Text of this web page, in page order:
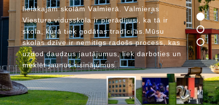
lielākajām skolām Valmierā Valmieras
Viestura vidusskola ir pierādījusi ka tā ir
skola , kurā tiek godātas tradīcijas Mūsu
skolas dzīve ir nemitīgs radošs process, kas
uzdod daudzus jautājumus, liek darboties un
meklēt jaunus risinājumus.